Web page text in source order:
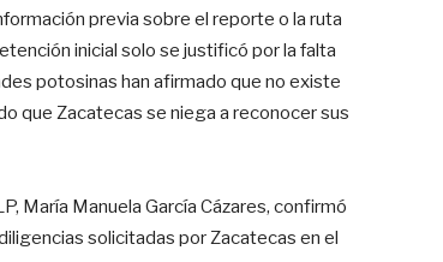
previa sobre el reporte o la ruta
inicial solo se justificó por la falta
potosinas han afirmado que no existe
que Zacatecas se niega a reconocer sus
María Manuela García Cázares, confirmó
solicitadas por Zacatecas en el